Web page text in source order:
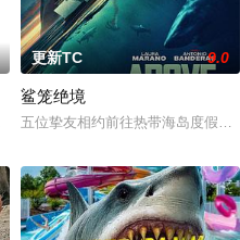
力翻案，只得冒险护送父亲逃亡
被嘲为“无胜利队”的业余球队。
，对社会秩序的破坏为主题，旨
更新TC 9.0
鲨笼绝境
五位挚友相约前往热带海岛度假